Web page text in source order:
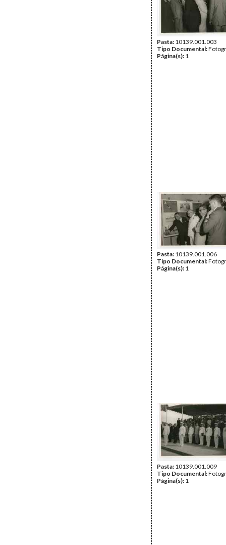
Pasta: 10139.001.003
Tipo Documental:
Página(s): 1
Pasta: 10139.001.006
Tipo Documental:
Página(s): 1
Pasta: 10139.001.009
Tipo Documental:
Página(s): 1